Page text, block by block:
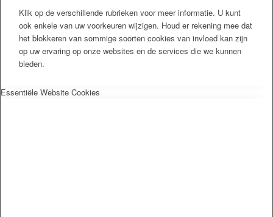
Klik op de verschillende rubrieken voor meer informatie. U kunt
ook enkele van uw voorkeuren wijzigen. Houd er rekening mee dat
het blokkeren van sommige soorten cookies van invloed kan zijn
op uw ervaring op onze websites en de services die we kunnen
bieden.
Essentiële Website Cookies